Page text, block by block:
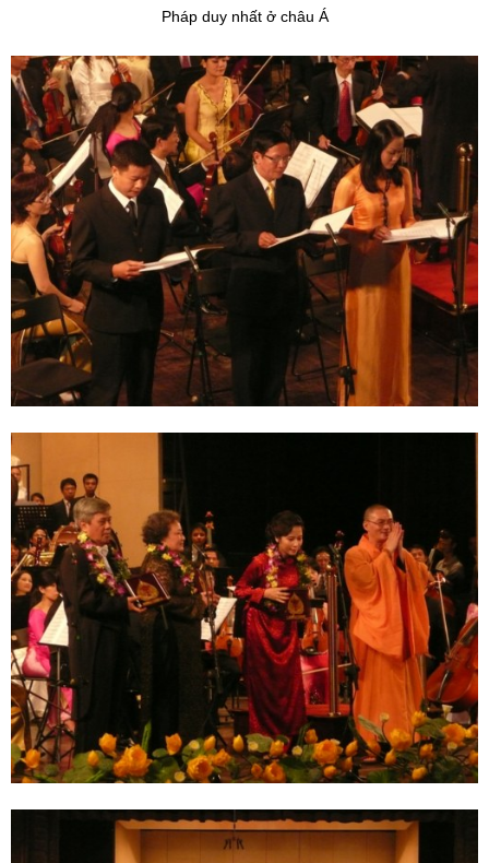
Pháp duy nhất ở châu Á